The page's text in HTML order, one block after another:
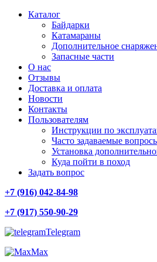
Каталог
Байдарки
Катамараны
Дополнительное
Запасные части
О нас
Отзывы
Доставка и оплата
Новости
Контакты
Пользователям
Инструкции по
Часто задаваемые
Установка
Куда пойти в поход
Задать вопрос
+7 (916) 042-84-98
+7 (917) 550-90-29
Telegram
Max